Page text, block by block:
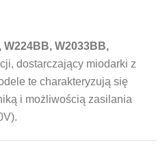
W2033BB,
dostarczający miodarki z
te charakteryzują się
i możliwością zasilania